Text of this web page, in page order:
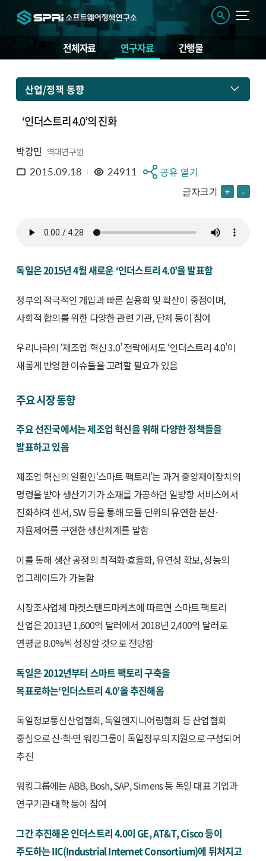
전체자료 연구자료 간행물
산업/정책 동향
‘인더스트리 4.0’의 진화
박강민 역대연구원
2015.09.18 24911
공유 열기
글자크기 + -
독일은 2015년 4월 새로운 ‘인더스트리 4.0’을 발표함
정부의 적극적인 개입과 빠른 실용화 및 확산이 중점이며,
사회적 합의를 위한 다양한 관련 기관, 단체 등이 참여
우리나라의 ‘제조업 혁신 3.0’ 전략에서도 ‘인더스트리 4.0’이
새롭게 반영한 이슈들을 고려할 필요가 있음
주요 시장 동향
주요 선진국에서는 제조업 혁신을 위해 다양한 정책들을
발표하고 있음
제조업 혁신의 일환인‘스마트 팩토리’는 과거 중앙제어장치의
명령을 받아 생산기기가 소재를 가공하던 일방향 서비스에서
진화하여 센서, SW 등을 통해 모듈 단위의 유연한 분산·
자율제어를 구현한 생산체계를 말함
이를 통해 생산 공정의 최적화·효율화, 유연성 확보, 성능의
업그레이드가 가능함
시장조사업체 마켓스탠드마케츠에 따르면 스마트 팩토리
산업은 2013년 1,600억 달러에서 2018년 2,400억 달러로
연평균 8.0%씩 성장할 것으로 전망함
독일은 2012년부터 스마트 팩토리 구축을
목표로하는‘인더스트리 4.0’을 추진해옴
독일정보통신산업협회, 독일엔지니어링협회 등 산업협회
중심으로 산·학·연 워킹그룹이 독일정부의 지원으로 구성되어
추진
워킹그룹에는 ABB, Bosh, SAP, Simens 등 독일 대표 기업과
연구기관·대학 등이 참여
그간 추진해온 인더스트리 4.0이 GE, AT&T, Cisco 등이
주도하는 IIC(Industrial Internet Consortium)에 뒤처지고